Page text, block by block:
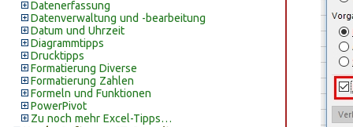
Datenerfassung
Datenverwaltung und -bearbeitung
Datum und Uhrzeit
Diagrammtipps
Drucktipps
Formatierung Diverse
Formatierung Zahlen
Formeln und Funktionen
PowerPivot
Zu noch mehr Excel-Tipps…